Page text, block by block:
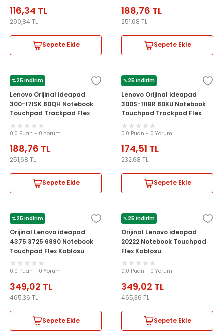
116,34 TL
290,84TL
Sepete Ekle
188,76 TL
251,68TL
Sepete Ekle
%25 İndirim
LENOVO
Lenovo Orijinal ideapad
300-17ISK 80QH Notebook
Touchpad Trackpad Flex
Kablosu
0.0 Puan - 0 Yorum
188,76 TL
251,68TL
Sepete Ekle
%25 İndirim
LENOVO
Lenovo Orijinal ideapad
300S-11IBR 80KU Notebook
Touchpad Trackpad Flex
Kablosu
0.0 Puan - 0 Yorum
174,51 TL
232,68TL
Sepete Ekle
%25 İndirim
LENOVO
Orijinal Lenovo ideapad
4375 3725 6890 Notebook
Touchpad Flex Kablosu
0.0 Puan - 0 Yorum
349,02 TL
465,36TL
Sepete Ekle
%25 İndirim
LENOVO
Orijinal Lenovo ideapad
20222 Notebook Touchpad
Flex Kablosu
0.0 Puan - 0 Yorum
349,02 TL
465,36TL
Sepete Ekle